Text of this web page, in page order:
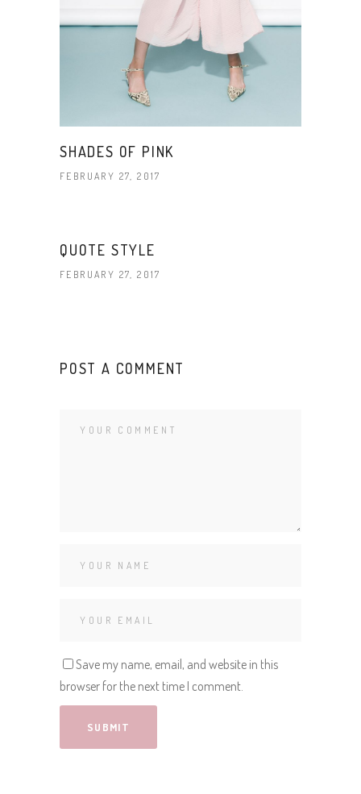
SHADES OF PINK
FEBRUARY 27, 2017
QUOTE STYLE
FEBRUARY 27, 2017
POST A COMMENT
Save my name, email, and website in this
browser for the next time I comment.